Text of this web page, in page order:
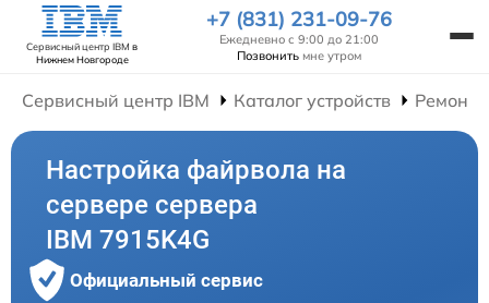
Сервисный центр IBM в
Нижнем Новгороде
+7 (831) 231-09-76
Ежедневно с 9:00 до 21:00
Позвонить мне утром
Сервисный центр IBM Каталог устройств Ремонт
Настройка файрвола на
сервере сервера
IBM 7915K4G
Официальный сервис